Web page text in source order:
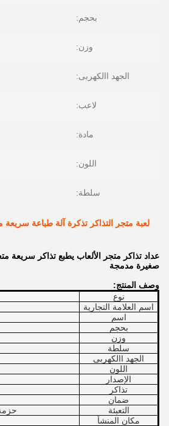
بحجم:
وزن:
الجهد االكهربى:
لاعب:
مادة:
اللون:
سلطة:
لعبة متجر التذاكر تذكرة آلة طباعة سريعة
عداد تذاكر متجر الألعاب يطبع تذاكر سريعة
صغيرة مدمجة
وصف المنتج:
نوع
اسم العلامة التجارية
اسم
بحجم
وزن
سلطة
الجهد االكهربى
اللون
الإصدار
تذاكر
ضمان
التعبئة
مكان المنشأ